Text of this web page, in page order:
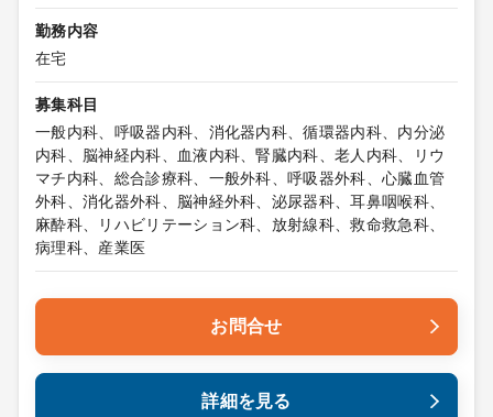
勤務内容
在宅
募集科目
一般内科、呼吸器内科、消化器内科、循環器内科、内分泌
内科、脳神経内科、血液内科、腎臓内科、老人内科、リウ
マチ内科、総合診療科、一般外科、呼吸器外科、心臓血管
外科、消化器外科、脳神経外科、泌尿器科、耳鼻咽喉科、
麻酔科、リハビリテーション科、放射線科、救命救急科、
病理科、産業医
お問合せ
詳細を見る